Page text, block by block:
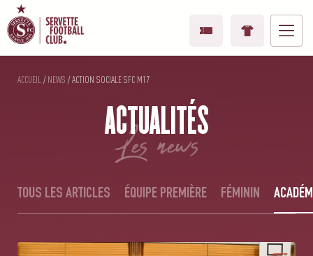
ACCUEIL /NEWS /ACTION SOCIALE SFC M17
ACTUALITÉS
les news
TOUS LES ARTICLES ÉQUIPE PREMIÈRE FÉMININ